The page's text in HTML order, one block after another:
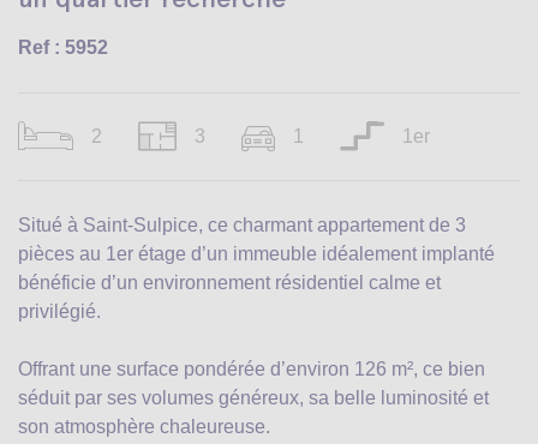
Ref : 5952
2 3 1 1er
Situé à Saint-Sulpice, ce charmant appartement de 3
pièces au 1er étage d’un immeuble idéalement implanté
bénéficie d’un environnement résidentiel calme et
privilégié.
Offrant une surface pondérée d’environ 126 m², ce bien
séduit par ses volumes généreux, sa belle luminosité et
son atmosphère chaleureuse.